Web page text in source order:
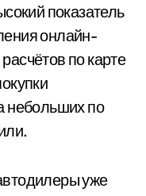
показатель
онлайн-
по карте
небольших по
уже